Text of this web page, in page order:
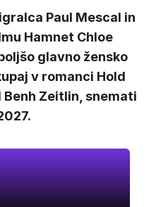
Paul Mescal in
Hamnet Chloe
glavno žensko
v romanci Hold
Benh Zeitlin, snemati